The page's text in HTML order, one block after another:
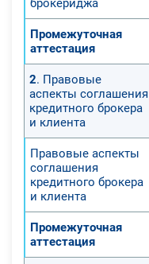
брокериджа
Промежуточная
аттестация
2. Правовые
аспекты соглашения
кредитного брокера
и клиента
Правовые аспекты
соглашения
кредитного брокера
и клиента
Промежуточная
аттестация